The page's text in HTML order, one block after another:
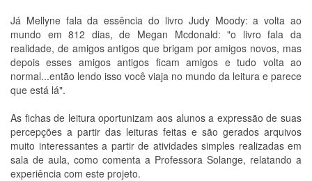
Já Mellyne fala da essência do livro Judy Moody: a volta ao
mundo em 812 dias, de Megan Mcdonald: "o livro fala da
realidade, de amigos antigos que brigam por amigos novos, mas
depois esses amigos antigos ficam amigos e tudo volta ao
normal...então lendo isso você viaja no mundo da leitura e parece
que está lá".
As fichas de leitura oportunizam aos alunos a expressão de suas
percepções a partir das leituras feitas e são gerados arquivos
muito interessantes a partir de atividades simples realizadas em
sala de aula, como comenta a Professora Solange, relatando a
experiência com este projeto.